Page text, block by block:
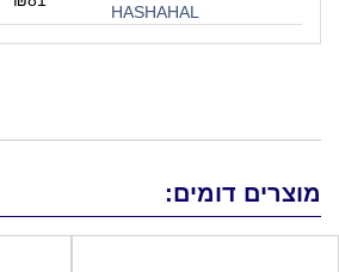
HASHAHAL
מוצרים דומים: